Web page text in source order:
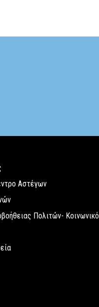
Αστέγων
Πολιτών- Κοινωνικό